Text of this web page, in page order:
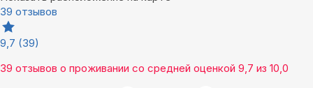
39 отзывов
9,7 (39)
39 отзывов о проживании со средней оценкой 9,7 из 10,0